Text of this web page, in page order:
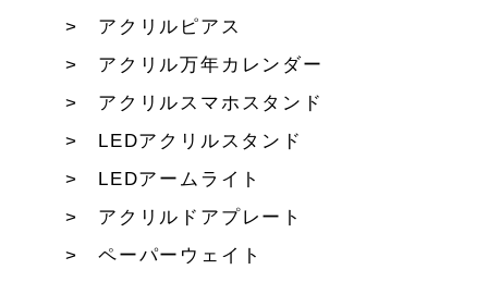
アクリルピアス
アクリル万年カレンダー
アクリルスマホスタンド
LEDアクリルスタンド
LEDアームライト
アクリルドアプレート
ペーパーウェイト